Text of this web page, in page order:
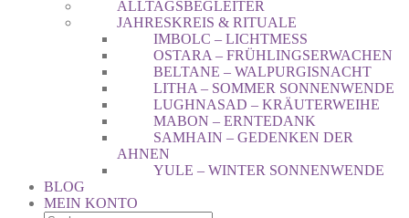
ALLTAGSBEGLEITER
JAHRESKREIS & RITUALE
IMBOLC – LICHTMESS
OSTARA – FRÜHLINGSERWACHEN
BELTANE – WALPURGISNACHT
LITHA – SOMMER SONNENWENDE
LUGHNASAD – KRÄUTERWEIHE
MABON – ERNTEDANK
SAMHAIN – GEDENKEN DER
AHNEN
YULE – WINTER SONNENWENDE
BLOG
MEIN KONTO